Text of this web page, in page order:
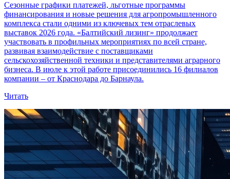
Сезонные графики платежей, льготные программы
финансирования и новые решения для агропромышленного
комплекса стали одними из ключевых тем отраслевых
выставок 2026 года. «Балтийский лизинг» продолжает
участвовать в профильных мероприятиях по всей стране,
развивая взаимодействие с поставщиками
сельскохозяйственной техники и представителями аграрного
бизнеса. В июле к этой работе присоединились 16 филиалов
компании – от Краснодара до Барнаула.
Читать